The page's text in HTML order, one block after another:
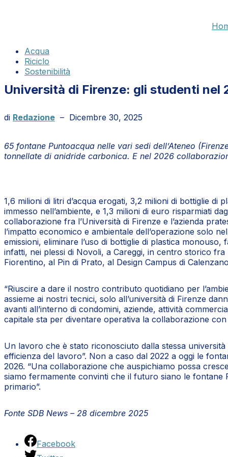
Acqua
Riciclo
Sostenibilità
Università di Firenze: gli studenti nel
di Redazione – Dicembre 30, 2025
65 fontane Puntoacqua nelle vari sedi dell’Ateneo
tonnellate di anidride carbonica. E nel 2026
1,6 milioni di litri d’acqua erogati, 3,2 milioni di bottiglie
immesso nell’ambiente, e 1,3 milioni di euro risparmiati
collaborazione fra l’Università di Firenze e l’azienda
l’impatto economico e ambientale dell’operazione solo
emissioni, eliminare l’uso di bottiglie di plastica
infatti, nei plessi di Novoli, a Careggi, in centro storico
Fiorentino, al Pin di Prato, al Design Campus di
“Riuscire a dare il nostro contributo quotidiano per
assieme ai nostri tecnici, solo all’università di Firenze
avanti all’interno di condomini, aziende, attività
capitale sta per diventare operativa la collaborazione con
Un lavoro che è stato riconosciuto dalla stessa
efficienza del lavoro”. Non a caso dal 2022 a oggi le
2026. “Una collaborazione che auspichiamo possa
siamo fermamente convinti che il futuro siano le
primario”.
Fonte SDB News – 28 dicembre 2025
Facebook